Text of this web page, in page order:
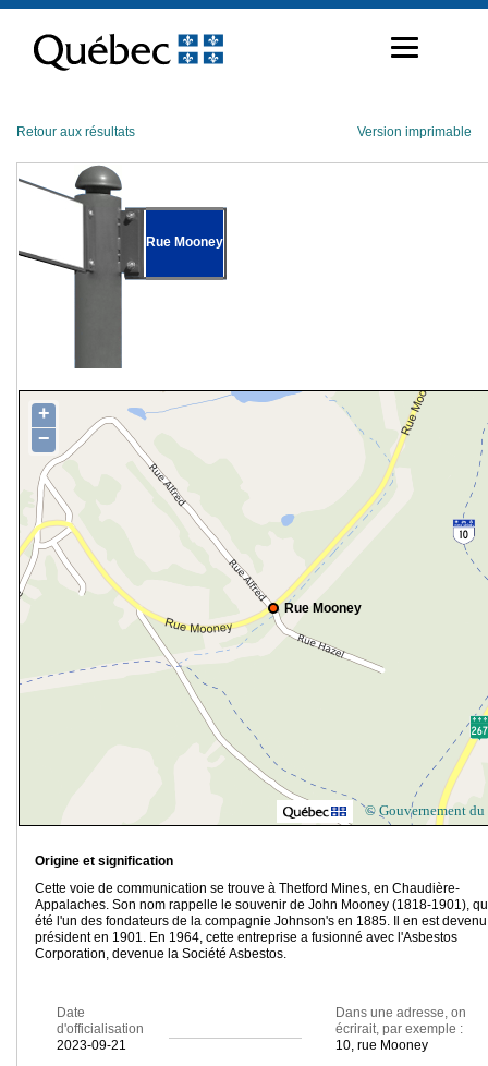
contenu
Retour aux résultats Version imprimable
Rue Mooney
Rue Mooney
+
−
© Gouvernement du
Origine et signification
Cette voie de communication se trouve à Thetford Mines, en Chaudière-
Appalaches. Son nom rappelle le souvenir de John Mooney (1818-1901),
été l'un des fondateurs de la compagnie Johnson's en 1885. Il en est
président en 1901. En 1964, cette entreprise a fusionné avec l'Asbestos
Corporation, devenue la Société Asbestos.
Date
d'officialisation
2023-09-21
Dans une adresse, on
écrirait, par exemple :
10, rue Mooney